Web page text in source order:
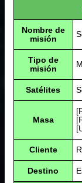
Nombre de
misión
Tipo de
misión
Satélites
Masa
Cliente
Destino